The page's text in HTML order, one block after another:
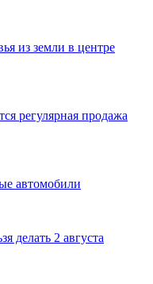
из земли в центре
регулярная продажа
автомобили
делать 2 августа